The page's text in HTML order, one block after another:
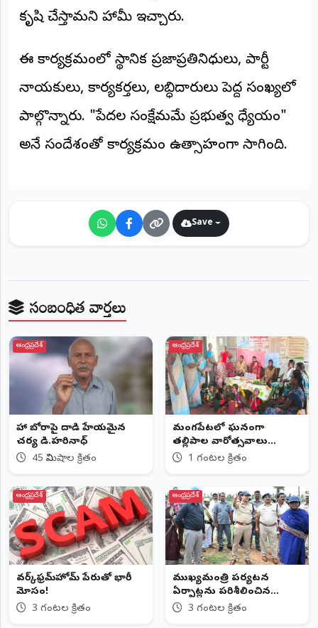
కృషి చేస్తామని హామీ ఇచ్చారు.
ఈ కార్యక్రమంలో స్థానిక ప్రజాప్రతినిధులు, పార్టీ
నాయకులు, కార్యకర్తలు, లబ్ధిదారులు పెద్ద సంఖ్యలో
పాల్గొన్నారు. "పేదల సంక్షేమమే ప్రభుత్వ ధ్యేయం"
అనే సందేశంతో కార్యక్రమం ఉత్సాహంగా సాగింది.
Save
సంబంధిత వార్తలు
ఆంధ్రప్రదేశ్
నేహా బోరాపై దాడి హేయమైన
చర్య డి.హరినాధ్
45 నిమిషాల క్రితం
ఆంధ్రప్రదేశ్
మంగపేటలో ఘనంగా
తల్లిపాల వారోత్సవాలు
తల్లిపాలతోనే శిశువులకు
1 గంటల క్రితం
ఆంధ్రప్రదేశ్
వర్క్‌ఫ్రమ్‌హోమ్‌ పేరుతో భారీ
మోసం!
3 గంటల క్రితం
ఆంధ్రప్రదేశ్
ముఖ్యమంత్రి పర్యటన
ఏర్పాట్లను పరిశీలించిన
ఏలూరు జిల్లా కలెక్టర్, ఎస్పీ
3 గంటల క్రితం